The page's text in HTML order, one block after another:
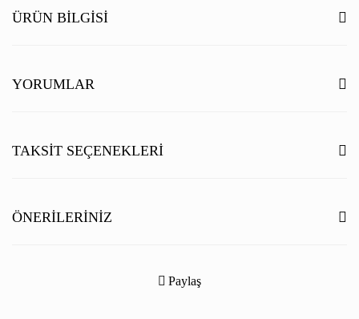
ÜRÜN BILGISI
YORUMLAR
Bu ürüne ilk yorumu siz yapın!
TAKSIT SEÇENEKLERI
ÖNERILERINIZ
yetersiz gördüğünüz noktaları öneri formunu kullanarak tarafımıza
Paylaş